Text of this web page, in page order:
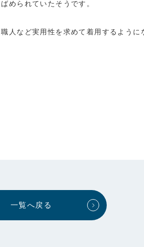
められていたそうです。
人など実用性を求めて着用するように
一覧へ戻る